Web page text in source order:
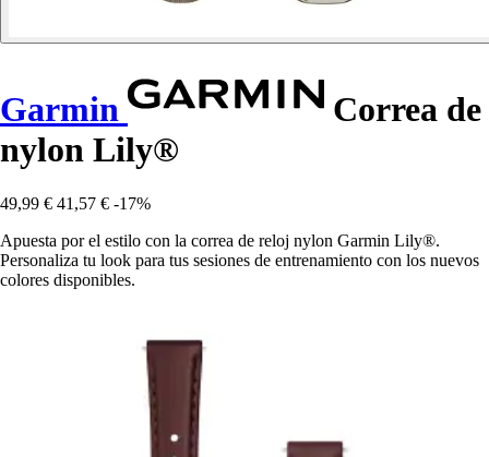
Garmin
Correa de
nylon Lily®
49,99 € 41,57 € -17%
Apuesta por el estilo con la correa de reloj nylon Garmin Lily®.
Personaliza tu look para tus sesiones de entrenamiento con los nuevos
colores disponibles.